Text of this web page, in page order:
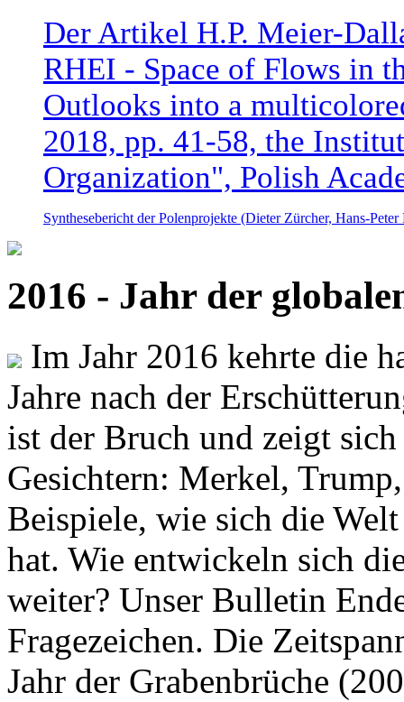
Der Artikel H.P. Meier-
RHEI - Space of Flows in
Outlooks into a
2018, pp. 41-58, the
Organization", Polish
Synthesebericht der Polenprojekte (Dieter Zürcher, Hans-
2016 - Jahr der
Im Jahr 2016 kehrte die
Jahre nach der
ist der Bruch und zeigt
Gesichtern: Merkel,
Beispiele, wie sich die
hat. Wie entwickeln sich
weiter? Unser Bulletin
Fragezeichen. Die
Jahr der Grabenbrüche